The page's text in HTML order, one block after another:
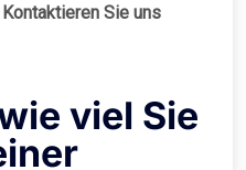
Kontaktieren Sie uns
viel Sie